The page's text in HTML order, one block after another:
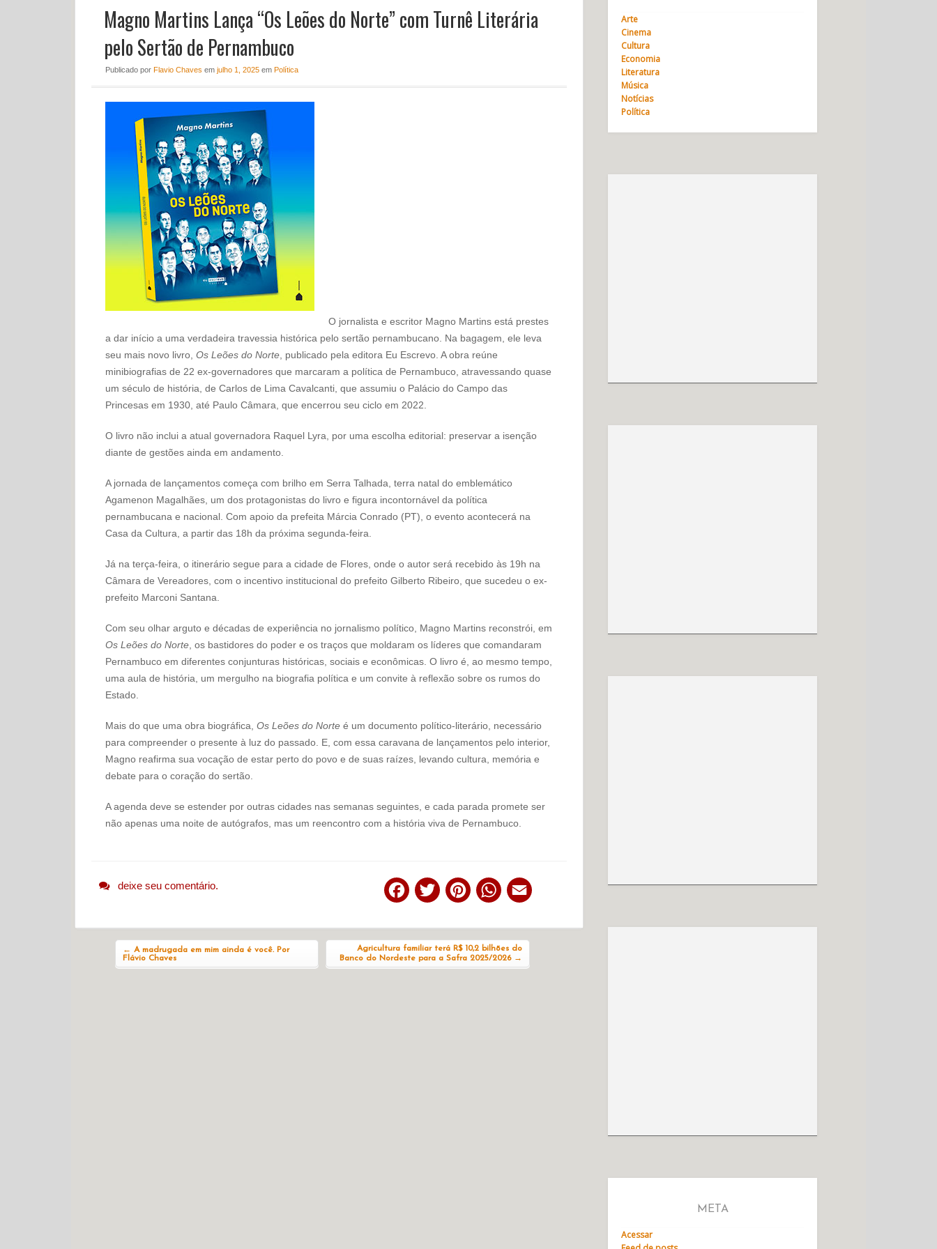
Magno Martins Lança “Os Leões do Norte” com Turnê Literária
pelo Sertão de Pernambuco
Publicado por Flavio Chaves em julho 1, 2025em Política
O jornalista e escritor Magno Martins está prestes
a dar início a uma verdadeira travessia histórica pelo sertão pernambucano. Na bagagem, ele leva
seu mais novo livro, Os Leões do Norte, publicado pela editora Eu Escrevo. A obra reúne
minibiografias de 22 ex-governadores que marcaram a política de Pernambuco, atravessando quase
um século de história, de Carlos de Lima Cavalcanti, que assumiu o Palácio do Campo das
Princesas em 1930, até Paulo Câmara, que encerrou seu ciclo em 2022.
O livro não inclui a atual governadora Raquel Lyra, por uma escolha editorial: preservar a isenção
diante de gestões ainda em andamento.
A jornada de lançamentos começa com brilho em Serra Talhada, terra natal do emblemático
Agamenon Magalhães, um dos protagonistas do livro e figura incontornável da política
pernambucana e nacional. Com apoio da prefeita Márcia Conrado (PT), o evento acontecerá na
Casa da Cultura, a partir das 18h da próxima segunda-feira.
Já na terça-feira, o itinerário segue para a cidade de Flores, onde o autor será recebido às 19h na
Câmara de Vereadores, com o incentivo institucional do prefeito Gilberto Ribeiro, que sucedeu o ex-
prefeito Marconi Santana.
Com seu olhar arguto e décadas de experiência no jornalismo político, Magno Martins reconstrói, em
Os Leões do Norte, os bastidores do poder e os traços que moldaram os líderes que comandaram
Pernambuco em diferentes conjunturas históricas, sociais e econômicas. O livro é, ao mesmo tempo,
uma aula de história, um mergulho na biografia política e um convite à reflexão sobre os rumos do
Estado.
Mais do que uma obra biográfica, Os Leões do Norteé um documento político-literário, necessário
para compreender o presente à luz do passado. E, com essa caravana de lançamentos pelo interior,
Magno reafirma sua vocação de estar perto do povo e de suas raízes, levando cultura, memória e
debate para o coração do sertão.
A agenda deve se estender por outras cidades nas semanas seguintes, e cada parada promete ser
não apenas uma noite de autógrafos, mas um reencontro com a história viva de Pernambuco.
deixe seu comentário.
Facebook
Twitter PinterestWhatsApp
← A madrugada em mim ainda é você. Por
Flávio Chaves
Agricultura familiar terá R$ 10,2 bilhões do
Banco do Nordeste para a Safra 2025/2026 →
Arte
Cinema
Cultura
Economia
Literatura
Música
Notícias
Política
META
Acessar